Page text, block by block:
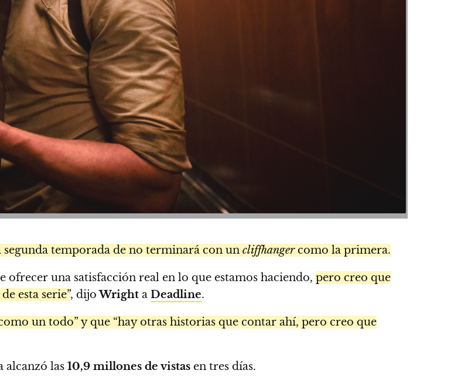
segunda temporada de no terminará con un cliffhangercomo la primera.
ofrecer una satisfacción real en lo que estamos haciendo, pero creo que
esta serie”, dijoWright a Deadline.
un todo” y que “hay otras historias que contar ahí, pero creo que
alcanzó las 10,9 millones de vistas en tres días.